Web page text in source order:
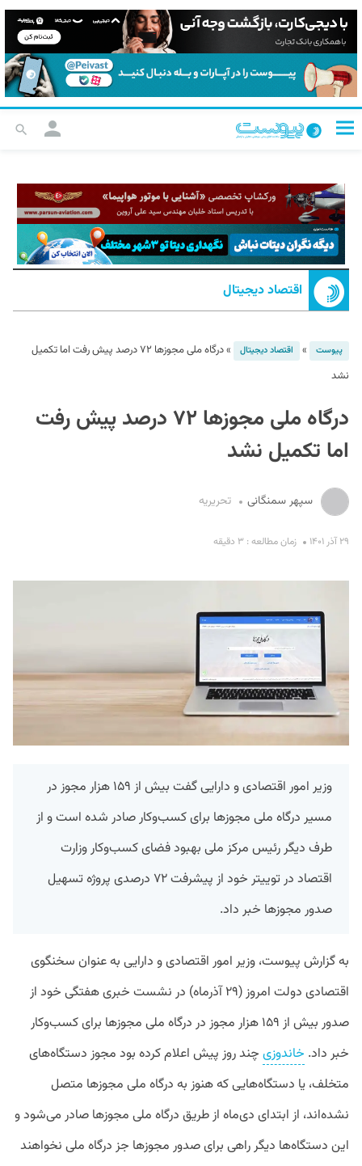
اقتصاد دیجیتال
پیوست » اقتصاد دیجیتال »
درگاه ملی مجوزها ۷۲ درصد پیش رفت اما تکمیل
نشد
درگاه ملی مجوزها ۷۲ درصد پیش رفت
اما تکمیل نشد
سپهر سمنگانی تحریریه
۲۹ آذر ۱۴۰۱ زمان مطالعه : ۳ دقیقه
وزیر امور اقتصادی و دارایی گفت بیش از ۱۵۹ هزار مجوز در
مسیر درگاه ملی مجوزها برای کسب‌وکار صادر شده است و از
طرف دیگر رئیس مرکز ملی بهبود فضای کسب‌وکار وزارت
اقتصاد در توییتر خود از پیشرفت ۷۲ درصدی پروژه تسهیل
صدور مجوزها خبر داد.
به گزارش پیوست، وزیر امور اقتصادی و دارایی به‌ عنوان سخنگوی
اقتصادی دولت امروز (۲۹ آذرماه) در نشست خبری هفتگی خود از
صدور بیش از ۱۵۹ هزار مجوز در درگاه ملی مجوزها برای کسب‌وکار
خبر داد. خاندوزی چند روز پیش اعلام کرده بود مجوز دستگاه‌های
متخلف، یا دستگاه‌هایی که هنوز به درگاه ملی مجوزها متصل
نشده‌اند، از ابتدای دی‌ماه از طریق درگاه ملی مجوزها صادر می‌شود و
این دستگاه‌ها دیگر راهی برای صدور مجوزها جز درگاه ملی نخواهند